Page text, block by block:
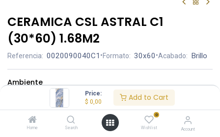
Price:
$ 0,00 Add to Cart
Home Search
0
Wishlist Account
CERAMICA CSL ASTRAL C1
(30*60) 1.68M2
Referencia: 0020090040C1 •Formato: 30x60•Acabado: Brillo
Ambiente